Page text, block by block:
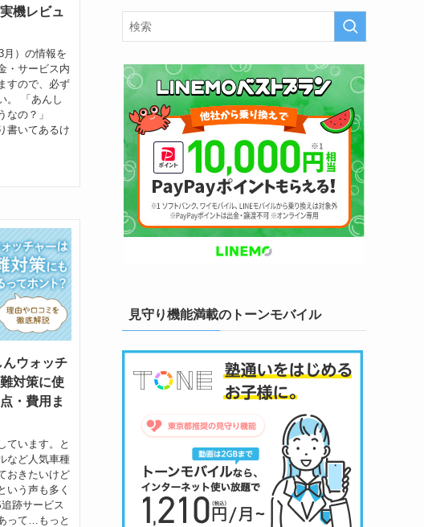
機レビュ
）の情報を
・サービス内
すので、必ず
。 「あんし
なの？」
書いてあるけ
んウォッチ
対策に使
・費用ま
ています。と
など人気車種
おきたいけど
いう声も多く
跡サービス
って…もっと
見守り機能満載のトーンモバイル